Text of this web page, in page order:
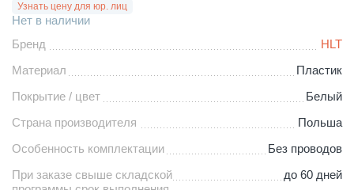
Узнать цену для юр. лиц
Нет в наличии
Бренд
HLT
Материал
Пластик
Покрытие / цвет
Белый
Страна производителя
Польша
Особенность комплектации
Без проводов
При заказе свыше складской
до 60 дней